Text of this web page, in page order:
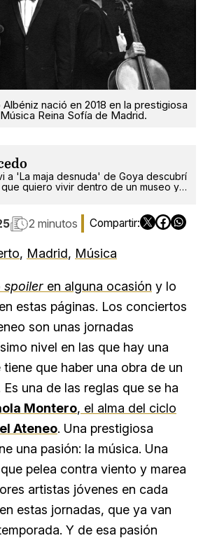
nació en 2018 en la prestigiosa
Reina Sofía de Madrid.
a 'La maja desnuda' de Goya descubrí
quiero vivir dentro de un museo y
2 minutos
, Madrid, Música
spoiler en alguna ocasión y lo
estas páginas. Los conciertos
son unas jornadas
nivel en las que hay una
tiene que haber una obra de un
una de las reglas que se ha
Montero, el alma del ciclo
Ateneo. Una prestigiosa
una pasión: la música. Una
pelea contra viento y marea
artistas jóvenes en cada
estas jornadas, que ya van
Y de esa pasión